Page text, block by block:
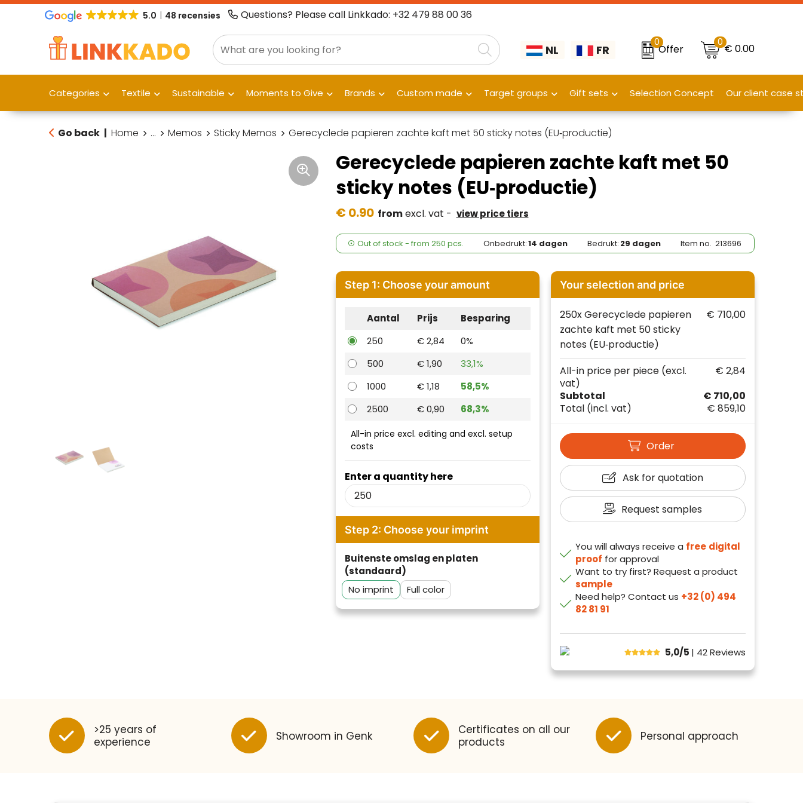
5.0 48 recensies Questions? Please call Linkkado: +32 479 88 00 36
NL FR
0
Offer
0€ 0.00
Categories Textile Sustainable Moments to Give Brands Custom made Target groups Gift sets Selection Concept Our client case
Go back | Home ... Memos Sticky Memos Gerecyclede papieren zachte kaft met 50 sticky notes (EU‑productie)
Gerecyclede papieren zachte kaft met 50
sticky notes (EU‑productie)
€ 0.90 fromexcl. vat - view price tiers
Out of stock - from 250 pcs. Onbedrukt:14 dagen Bedrukt: 29 dagen Item no.213696
Step 1: Choose your amount
Aantal Prijs
Besparing
250
€ 2,84
0%
500
€ 1,90
33,1%
1000
€ 1,18
58,5%
2500
€ 0,90 68,3%
Enter a quantity here
All-in price excl. editing and excl. setup
costs
Step 2: Choose your imprint
Buitenste omslag en platen
(standaard)
No imprint
Full color
Your selection and price
250x Gerecyclede papieren
zachte kaft met 50 sticky
notes (EU‑productie)
€ 710,00
Subtotal
€ 710,00
Total (incl. vat) € 859,10
All-in price per piece (excl.
vat)
€ 2,84
Order
Ask for quotation
Request samples
You will always receive a free digital
proof for approval
Want to try first? Request a product
sample
Need help? Contact us +32 (0) 494
82 81 91
5,0/5 | 42Reviews
>25 years of
experience
Showroom in Genk
Certificates on all our
products
Personal approach
algemeen aan de behoeften
van klanten voldoet.